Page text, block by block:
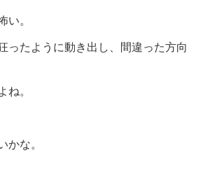
い。
ったように動き出し、間違った方向
。
かな。